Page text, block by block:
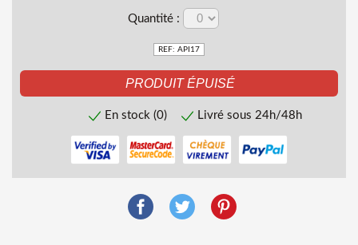
Quantité :
REF: API17
En stock (0) Livré sous 24h/48h